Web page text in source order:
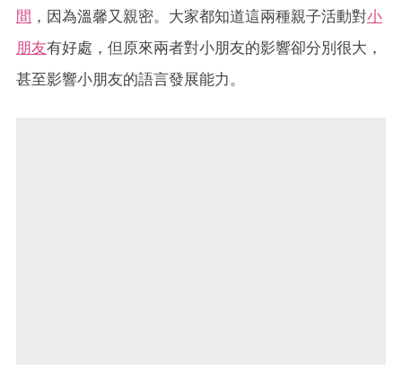
間 ，因為溫馨又親密。大家都知道這兩種親子活動對小
朋友有好處，但原來兩者對小朋友的影響卻分別很大，
甚至影響小朋友的語言發展能力。